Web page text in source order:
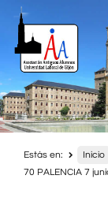
Estás en: Inicio
70 PALENCIA 7